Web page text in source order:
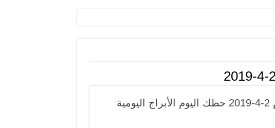
أبراج الثلاثاء 2-4-2019 برجك اليوم 2-4-2019 حظك اليوم الأبراج اليومية